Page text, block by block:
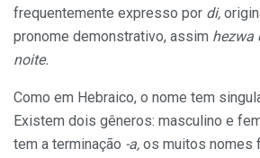
frequentemente expresso por di,
pronome demonstrativo, assim hezwa
noite.
Como em Hebraico, o nome tem
Existem dois gêneros: masculino e
tem a terminação -a, os muitos nomes